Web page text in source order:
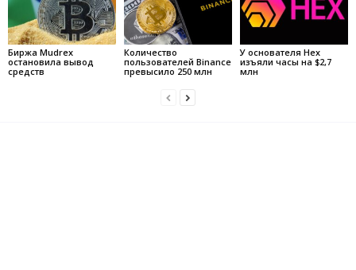
Биржа Mudrex
остановила вывод
средств
Количество
пользователей Binance
превысило 250 млн
У основателя Hex
изъяли часы на $2,7
млн